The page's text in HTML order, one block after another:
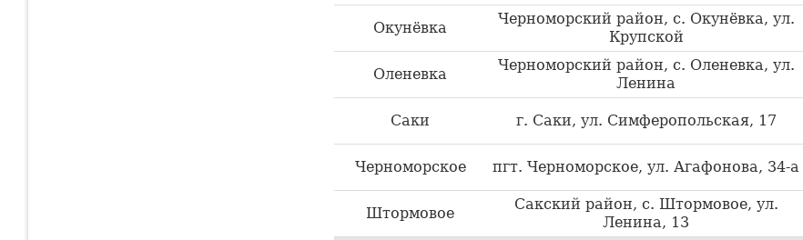
Окунёвка
Черноморский район, с. Окунёвка, ул.
Крупской
Оленевка
Черноморский район, с. Оленевка, ул.
Ленина
Саки г. Саки, ул. Симферопольская, 17
Черноморское пгт. Черноморское, ул. Агафонова, 34-а
Штормовое
Сакский район, с. Штормовое, ул.
Ленина, 13